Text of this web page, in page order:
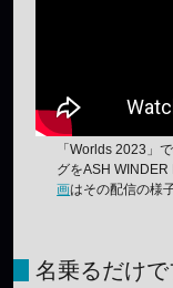
「Worlds 2023」
グをASH
画はその配信の様
名乗るだけ